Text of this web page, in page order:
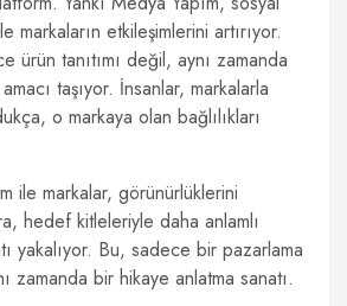
markaların etkileşimlerini artırıyor.
ürün tanıtımı değil, aynı zamanda
taşıyor. İnsanlar, markalarla
o markaya olan bağlılıkları
ile markalar, görünürlüklerini
hedef kitleleriyle daha anlamlı
yakalıyor. Bu, sadece bir pazarlama
zamanda bir hikaye anlatma sanatı.